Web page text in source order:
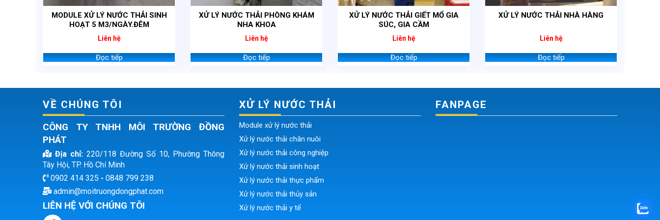
MODULE XỬ LÝ NƯỚC THẢI SINH
HOẠT 5 M3/NGÀY.ĐÊM
Liên hệ
Đọc tiếp
XỬ LÝ NƯỚC THẢI PHÒNG KHÁM
NHA KHOA
Liên hệ
Đọc tiếp
XỬ LÝ NƯỚC THẢI GIẾT MỔ GIA
SÚC, GIA CẦM
Liên hệ
Đọc tiếp
XỬ LÝ NƯỚC THẢI NHÀ HÀNG
Liên hệ
Đọc tiếp
VỀ CHÚNG TÔI
CÔNG TY TNHH MÔI TRƯỜNG ĐỒNG
PHÁT
Địa chỉ: 220/118 Đường Số 10, Phường Thông
Tây Hội, TP. Hồ Chí Minh
0902 414 325 - 0848 799 238
admin@moitruongdongphat.com
LIÊN HỆ VỚI CHÚNG TÔI
XỬ LÝ NƯỚC THẢI
Module xử lý nước thải
Xử lý nước thải chăn nuôi
Xử lý nước thải công nghiệp
Xử lý nước thải sinh hoạt
Xử lý nước thải thực phẩm
Xử lý nước thải thủy sản
Xử lý nước thải y tế
FANPAGE